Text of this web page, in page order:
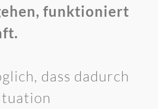
funktioniert
dass dadurch